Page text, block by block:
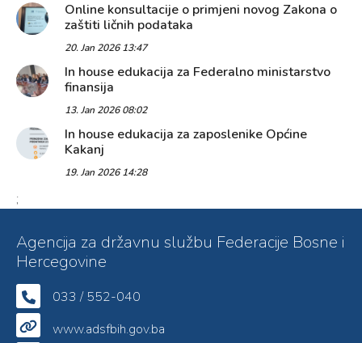
Online konsultacije o primjeni novog Zakona o
zaštiti ličnih podataka
20. Jan 2026 13:47
In house edukacija za Federalno ministarstvo
finansija
13. Jan 2026 08:02
In house edukacija za zaposlenike Općine
Kakanj
19. Jan 2026 14:28
;
Agencija za državnu službu Federacije Bosne i
Hercegovine
033 / 552-040
www.adsfbih.gov.ba